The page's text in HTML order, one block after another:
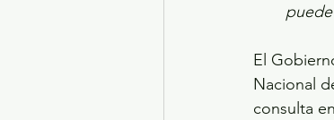
El
Nacional
consulta